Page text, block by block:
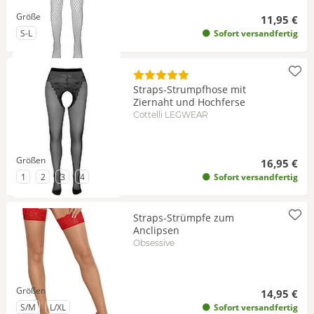
11,95 €
Sofort versandfertig
Größe
zu Größe
S-L
Straps-Strumpfhose mit
Ziernaht und Hochferse
Cottelli LEGWEAR
16,95 €
Sofort versandfertig
Größen
zu Größe
1 zu Größe
2 zu Größe
3 zu Größe
4
Straps-Strümpfe zum
Anclipsen
Obsessive
14,95 €
Sofort versandfertig
Größen
zu Größe
S/M zu Größe
L/XL